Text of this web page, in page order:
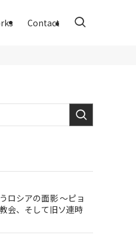
Contact
ロシアの面影 ～ピョ
会、そして旧ソ連時